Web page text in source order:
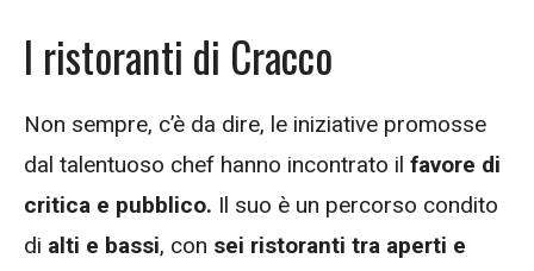
I ristoranti di Cracco
Non sempre, c’è da dire, le iniziative promosse
dal talentuoso chef hanno incontrato il favore di
critica e pubblico. Il suo è un percorso condito
di alti e bassi, con sei ristoranti tra aperti e